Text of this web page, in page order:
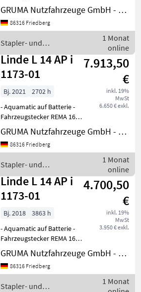
- seitlicher Batteriewechsel
mit Rollen - Initialhub -
Gabelausführung 560 - 1150
gitterboxfähi
GRUMA Nutzfahrzeuge GmbH - Staplertechnik
86316 Friedberg
Stapler- und
Lagertechnik / Linde
1 Monat
online
Linde L 14 AP i
1173-01
7.913,50
€
inkl. 19%
MwSt
6.650 € exkl.
Bj. 2021
2702 h
- Aquamatic auf Batterie -
Fahrzeugstecker REMA 160A
- seitlicher Batteriewechsel
mit Rollen - Initialhub -
Gabelausführung 560 - 1150
gitterboxfähi
GRUMA Nutzfahrzeuge GmbH - Staplertechnik
86316 Friedberg
Stapler- und
Lagertechnik / Linde
1 Monat
online
Linde L 14 AP i
1173-01
4.700,50
€
inkl. 19%
MwSt
3.950 € exkl.
Bj. 2018
3863 h
- Aquamatic auf Batterie -
Fahrzeugstecker REMA 160A
- seitlicher Batteriewechsel
ohne Rollen - Initialhub -
Gabelausführung 560 - 1150
Gabe
GRUMA Nutzfahrzeuge GmbH - Staplertechnik
86316 Friedberg
Stapler- und
1 Monat